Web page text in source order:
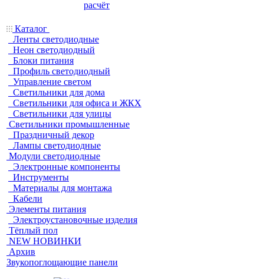
расчёт
Каталог
Ленты светодиодные
Неон светодиодный
Блоки питания
Профиль светодиодный
Управление светом
Светильники для дома
Светильники для офиса и ЖКХ
Светильники для улицы
Светильники промышленные
Праздничный декор
Лампы светодиодные
Модули светодиодные
Электронные компоненты
Инструменты
Материалы для монтажа
Кабели
Элементы питания
Электроустановочные изделия
Тёплый пол
NEW НОВИНКИ
Архив
Звукопоглощающие панели